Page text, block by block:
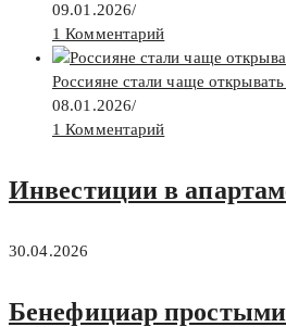
09.01.2026/
1 Комментарий
Россияне стали чаще
08.01.2026/
1 Комментарий
Инвестиции в
30.04.2026
Бенефициар простыми